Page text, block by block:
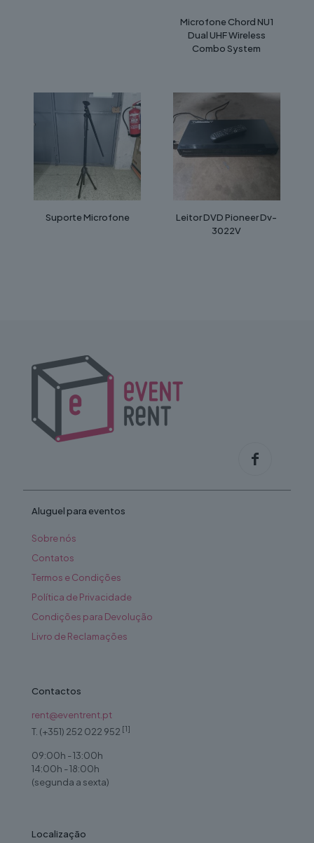
Microfone Chord NU1
Dual UHF Wireless
Combo System
Suporte Microfone
Leitor DVD Pioneer Dv-
3022V
Aluguel para eventos
Sobre nós
Contatos
Termos e Condições
Política de Privacidade
Condições para Devolução
Livro de Reclamações
Contactos
rent@eventrent.pt
T. (+351) 252 022 952 [1]
09:00h - 13:00h
14:00h - 18:00h
(segunda a sexta)
Localização